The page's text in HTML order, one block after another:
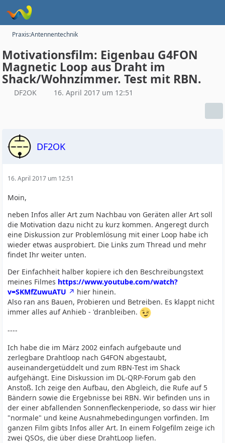
Praxis:Antennentechnik
Motivationsfilm: Eigenbau G4FON
Magnetic Loop aus Draht im
Shack/Wohnzimmer. Test mit RBN.
DF2OK 16. April 2017 um 12:51
DF2OK
16. April 2017 um 12:51
Moin,
neben Infos aller Art zum Nachbau von Geräten aller Art soll
die Motivation dazu nicht zu kurz kommen. Angeregt durch
eine Diskussion zur Problemlösung mit einer Loop habe ich
wieder etwas ausprobiert. Die Links zum Thread und mehr
findet Ihr weiter unten.
Der Einfachheit halber kopiere ich den Beschreibungstext
meines Filmes https://www.youtube.com/watch?
v=SKMfZuwuATU
hier hinein.
Also ran ans Bauen, Probieren und Betreiben. Es klappt nicht
immer alles auf Anhieb - 'dranbleiben.
----
Ich habe die im März 2002 einfach aufgebaute und
zerlegbare Drahtloop nach G4FON abgestaubt,
auseinandergetüddelt und zum RBN-Test im Shack
aufgehängt. Eine Diskussion im DL-QRP-Forum gab den
Anstoß. Ich zeige den Aufbau, den Abgleich, die Rufe auf 5
Bändern sowie die Ergebnisse bei RBN. Wir befinden uns in
der einer abfallenden Sonnenfleckenperiode, so dass wir hier
"normale" und keine Ausnahmebedingungen vorfinden. Im
ganzen Film gibts Infos aller Art. In einem Folgefilm zeige ich
zwei QSOs, die über diese DrahtLoop liefen.